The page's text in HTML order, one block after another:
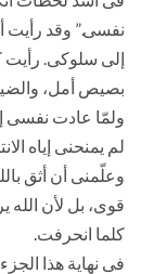
نفسى.” وقد رأيت
إلى سلوكى. رأيت
بصيص أمل،
ولمّا عادت نفسى
لم يمنحنى إياه
وعلّمنى أن أثق
قوى، بل لأن
كلما انحرفت.
فى نهاية هذا